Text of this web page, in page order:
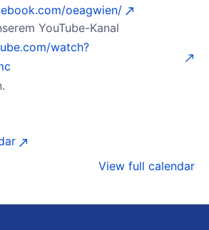
oeagwien/
YouTube-Kanal
watch?
View full calendar